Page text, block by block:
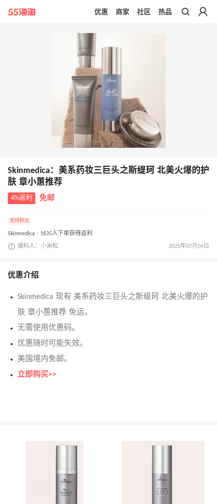
带你去官网买正品
优惠 商家 社区 热品
Skinmedica：美系药妆三巨头之斯缇珂 北美火爆的护
肤 章小蕙推荐
4%返利 免邮
支持转运
Skinmedica · 1635人下单获得返利
爆料人：小米粒 2025年07月04日
优惠介绍
Skinmedica 现有 美系药妆三巨头之斯缇珂 北美火爆的护
肤 章小蕙推荐 免运。
无需使用优惠码。
优惠随时可能失效。
美国境内免邮。
立即购买>>